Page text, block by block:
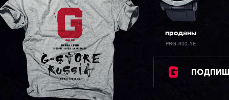
проданы
PRG-600-1E